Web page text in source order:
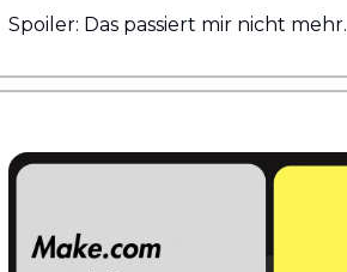
Spoiler: Das passiert mir nicht mehr.